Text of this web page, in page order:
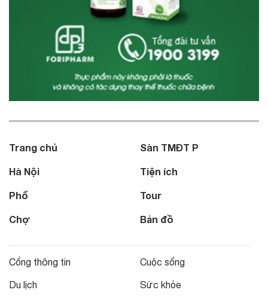
Trang chủ
Hà Nội
Phố
Chợ
Sàn TMĐT P
Tiện ích
Tour
Bản đồ
Cổng thông tin
Du lịch
Cuộc sống
Sức khỏe